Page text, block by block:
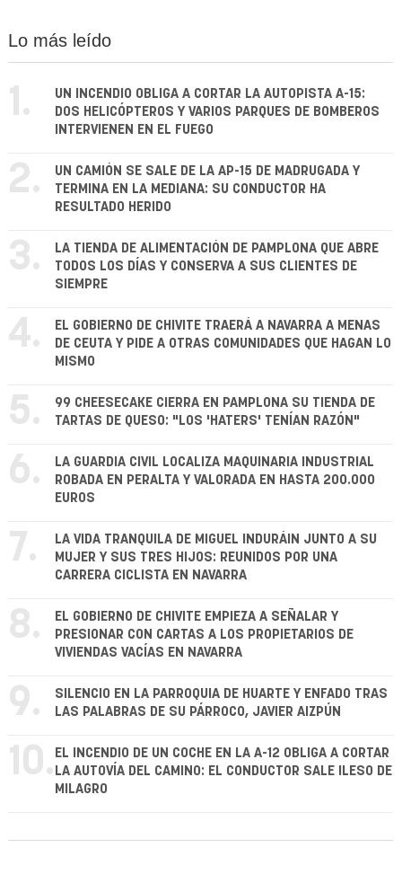
Lo más leído
1.
UN INCENDIO OBLIGA A CORTAR LA AUTOPISTA A-15:
DOS HELICÓPTEROS Y VARIOS PARQUES DE BOMBEROS
INTERVIENEN EN EL FUEGO
2.
UN CAMIÓN SE SALE DE LA AP-15 DE MADRUGADA Y
TERMINA EN LA MEDIANA: SU CONDUCTOR HA
RESULTADO HERIDO
3.
LA TIENDA DE ALIMENTACIÓN DE PAMPLONA QUE ABRE
TODOS LOS DÍAS Y CONSERVA A SUS CLIENTES DE
SIEMPRE
4.
EL GOBIERNO DE CHIVITE TRAERÁ A NAVARRA A MENAS
DE CEUTA Y PIDE A OTRAS COMUNIDADES QUE HAGAN LO
MISMO
5.
99 CHEESECAKE CIERRA EN PAMPLONA SU TIENDA DE
TARTAS DE QUESO: "LOS 'HATERS' TENÍAN RAZÓN"
6.
LA GUARDIA CIVIL LOCALIZA MAQUINARIA INDUSTRIAL
ROBADA EN PERALTA Y VALORADA EN HASTA 200.000
EUROS
7.
LA VIDA TRANQUILA DE MIGUEL INDURÁIN JUNTO A SU
MUJER Y SUS TRES HIJOS: REUNIDOS POR UNA
CARRERA CICLISTA EN NAVARRA
8.
EL GOBIERNO DE CHIVITE EMPIEZA A SEÑALAR Y
PRESIONAR CON CARTAS A LOS PROPIETARIOS DE
VIVIENDAS VACÍAS EN NAVARRA
9.
SILENCIO EN LA PARROQUIA DE HUARTE Y ENFADO TRAS
LAS PALABRAS DE SU PÁRROCO, JAVIER AIZPÚN
10. EL INCENDIO DE UN COCHE EN LA A-12 OBLIGA A CORTAR
LA AUTOVÍA DEL CAMINO: EL CONDUCTOR SALE ILESO DE
MILAGRO